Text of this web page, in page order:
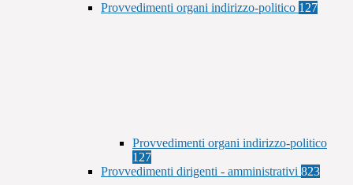
Provvedimenti organi indirizzo-politico 127
Provvedimenti organi indirizzo-politico
127
Provvedimenti dirigenti - amministrativi 823